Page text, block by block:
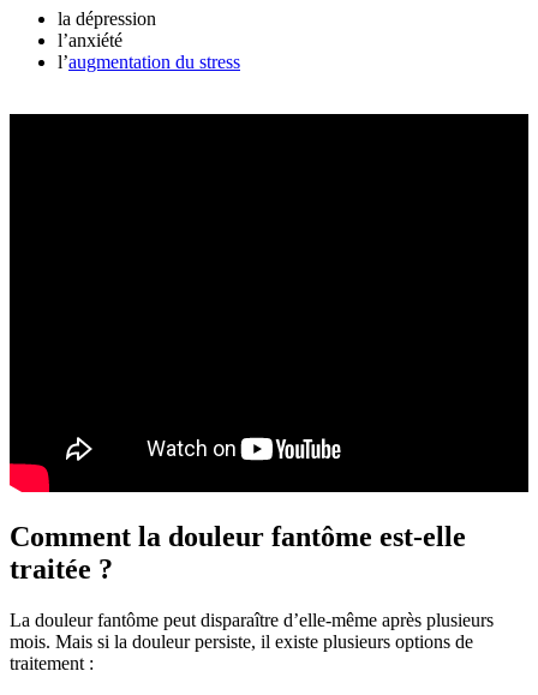
la dépression
l’anxiété
l’augmentation du stress
Comment la douleur fantôme est-elle
traitée ?
La douleur fantôme peut disparaître d’elle-même après plusieurs
mois. Mais si la douleur persiste, il existe plusieurs options de
traitement :